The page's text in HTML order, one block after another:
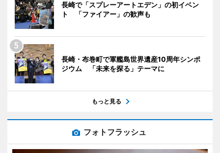
長崎で「スプレーアートエデン」の初イベン
ト 「ファイアー」の歓声も
長崎・布巻町で軍艦島世界遺産10周年シンポ
ジウム 「未来を探る」テーマに
もっと見る
フォトフラッシュ